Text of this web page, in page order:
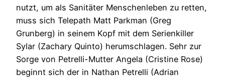
nutzt, um als Sanitäter Menschenleben zu retten,
muss sich Telepath Matt Parkman (Greg
Grunberg) in seinem Kopf mit dem Serienkiller
Sylar (Zachary Quinto) herumschlagen. Sehr zur
Sorge von Petrelli-Mutter Angela (Cristine Rose)
beginnt sich der in Nathan Petrelli (Adrian